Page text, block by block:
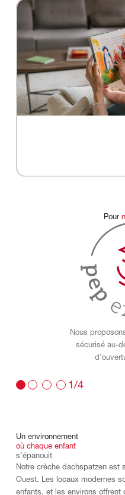
Pour
Nous
sécurisé au-
1/4
Un environnement
où chaque enfant
s’épanouit
Notre crèche dachspatzen
Ouest. Les locaux modernes
enfants, et les environs offrent